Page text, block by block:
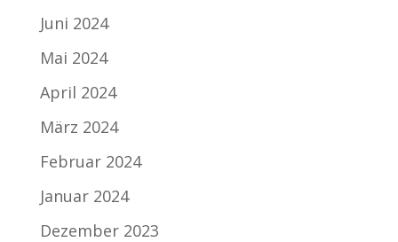
Juni 2024
Mai 2024
April 2024
März 2024
Februar 2024
Januar 2024
Dezember 2023